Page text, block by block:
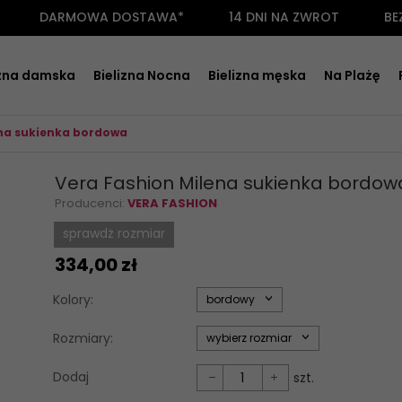
DARMOWA DOSTAWA* 14 DNI NA ZWROT
damska Bielizna Nocna Bielizna męska Na Plażę
sukienka bordowa
Vera Fashion Milena sukienka
Producenci:VERA FASHION
sprawdż rozmiar
334,00zł
Kolory: options[34]
bordowy
Rozmiary: options[35]
wybierz rozmiar
Dodaj szt.